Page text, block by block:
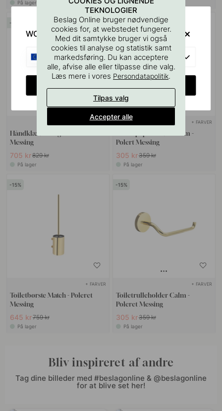
På lager På lager
+ FARVER
Håndklædestang Calm - Poleret
Messing
705 kr829 kr
På lager
15
+ FARVER
Reservpapirholder Calm -
Polert Messing
305 kr359 kr
På lager
15
+ FARVER
Toiletbørste Match - Poleret
Messing
645 kr759 kr
På lager
15
+ FARVER
Toiletrulleholder Calm -
Poleret Messing
305 kr359 kr
På lager
Bliv inspireret af andre
Tag dine billeder med #beslagonline & @beslagonline
for at blive set her!
TEKNOLOGIER
Beslag Online bruger nødvendige
cookies for, at webstedet fungerer.
Med dit samtykke bruger vi også
cookies til analyse og statistik samt
markedsføring. Du kan acceptere
alle, afvise alle eller tilpasse dine valg.
Læs mere i vores Persondatapolitik.
Tilpas valg
Accepter alle
WOULD YOU RATHER VISIT?
EU